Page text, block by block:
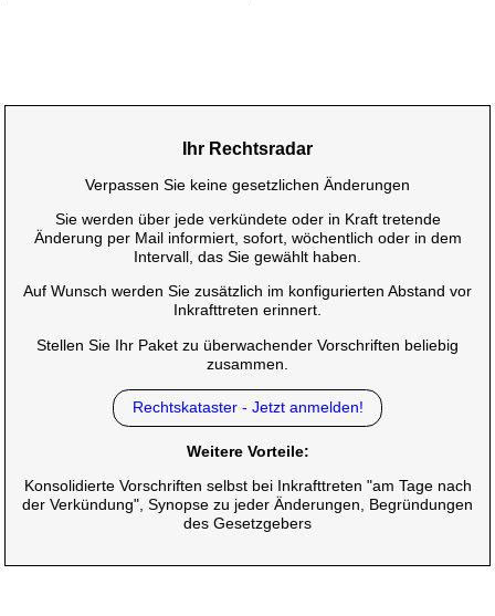
Ihr Rechtsradar
Verpassen Sie keine gesetzlichen Änderungen
Sie werden über jede verkündete oder in Kraft tretende
Änderung per Mail informiert, sofort, wöchentlich oder in dem
Intervall, das Sie gewählt haben.
Auf Wunsch werden Sie zusätzlich im konfigurierten Abstand vor
Inkrafttreten erinnert.
Stellen Sie Ihr Paket zu überwachender Vorschriften beliebig
zusammen.
Rechtskataster - Jetzt anmelden!
Weitere Vorteile:
Konsolidierte Vorschriften selbst bei Inkrafttreten "am Tage nach
der Verkündung", Synopse zu jeder Änderungen, Begründungen
des Gesetzgebers